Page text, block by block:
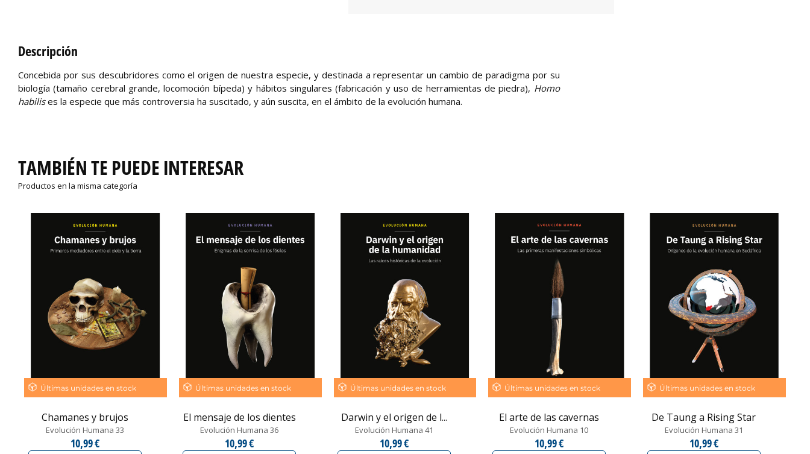
Descripción
Concebida por sus descubridores como el origen de nuestra especie, y destinada a representar un cambio de paradigma por su
biología (tamaño cerebral grande, locomoción bípeda) y hábitos singulares (fabricación y uso de herramientas de piedra), Homo
habilises la especie que más controversia ha suscitado, y aún suscita, en el ámbito de la evolución humana.
TAMBIÉN TE PUEDE INTERESAR
Productos en la misma categoría
Últimas unidades en stock
Chamanes y brujos
Evolución Humana 33
10,99 €
Últimas unidades en stock
El mensaje de los dientes
Evolución Humana 36
10,99 €
Últimas unidades en stock
Darwin y el origen de l...
Evolución Humana 41
10,99 €
Últimas unidades en stock
El arte de las cavernas
Evolución Humana 10
10,99 €
Últimas unidades en stock
De Taung a Rising Star
Evolución Humana 31
10,99 €